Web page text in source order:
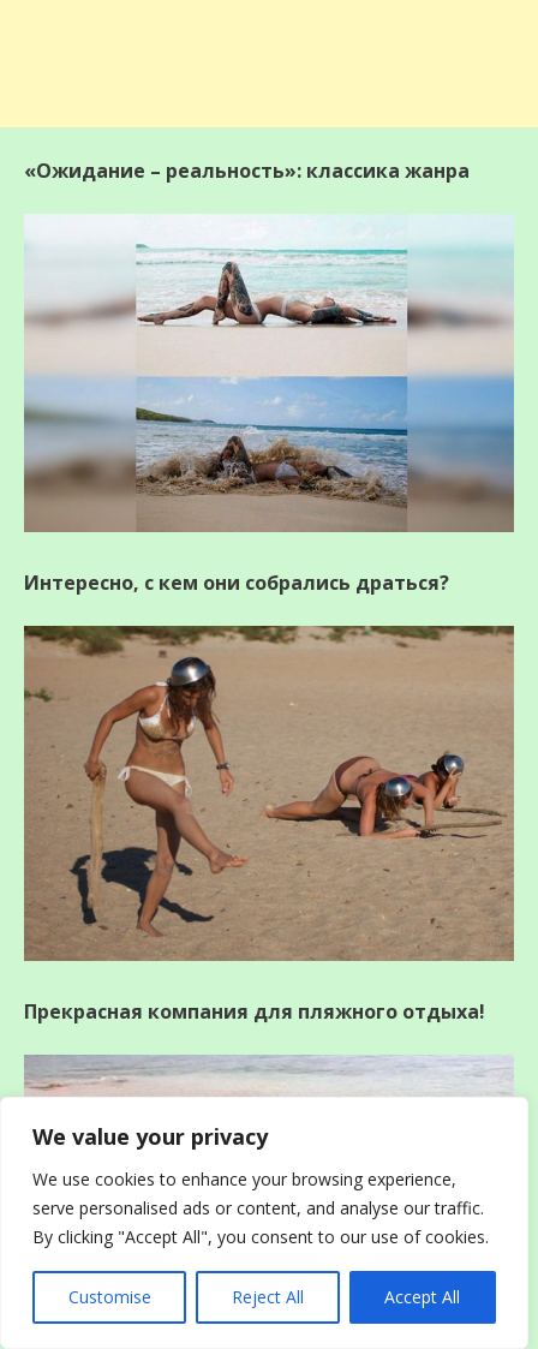
We value your privacy
We use cookies to enhance your browsing experience,
serve personalised ads or content, and analyse our traffic.
By clicking "Accept All", you consent to our use of cookies.
Customise Reject All Accept All
«Ожидание – реальность»: классика жанра
Интересно, с кем они собрались драться?
Прекрасная компания для пляжного отдыха!